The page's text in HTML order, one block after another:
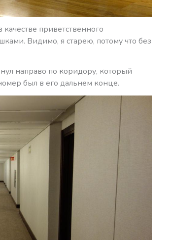
приветственного
Видимо, я старею, потому что без
направо по коридору, который
был в его дальнем конце.